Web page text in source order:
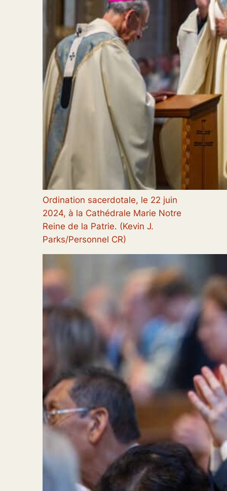
Ordination sacerdotale, le 22 juin
2024, à la Cathédrale Marie Notre
Reine de la Patrie. (Kevin J.
Parks/Personnel CR)